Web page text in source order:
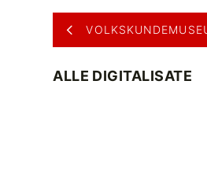
ALLE DIGITALISATE